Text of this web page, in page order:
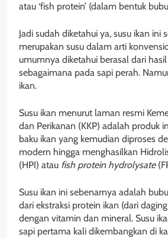
atau ‘fish protein’ (dalam bentuk
Jadi sudah diketahui ya, susu ikan ini
merupakan susu dalam arti
umumnya diketahui berasal dari
sebagaimana pada sapi perah.
ikan.
Susu ikan menurut laman resmi
dan Perikanan (KKP) adalah produk
baku ikan yang kemudian diproses
modern hingga menghasilkan
(HPI) atau fish protein hydrolysate
Susu ikan ini sebenarnya adalah
dari ekstraksi protein ikan (dari
dengan vitamin dan mineral. Susu
sapi pertama kali dikembangkan di